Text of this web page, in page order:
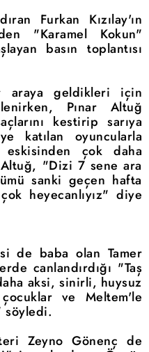
Furkan Kızılay'ın
"Karamel Kokun"
basın toplantısı
araya geldikleri için
Pınar Altuğ
kestirip sarıya
katılan oyuncularla
çok daha
Altuğ, "Dizi 7 sene ara
sanki geçen hafta
heyecanlıyız" diye
de baba olan Tamer
canlandırdığı "Taş
aksi, sinirli, huysuz
ve Meltem'le
söyledi.
Zeyno Gönenç de